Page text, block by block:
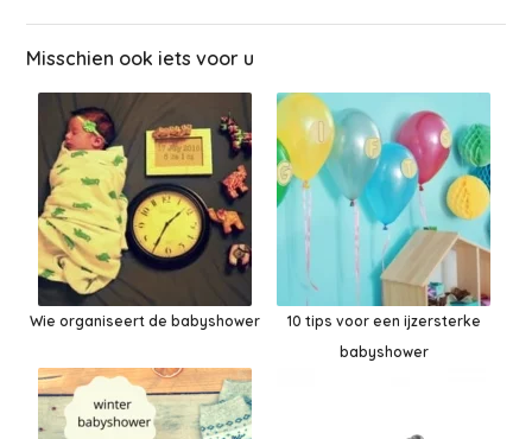
Misschien ook iets voor u
Wie organiseert de babyshower
10 tips voor een ijzersterke
babyshower